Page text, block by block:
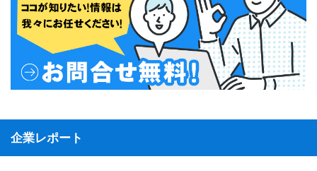
企業レポート